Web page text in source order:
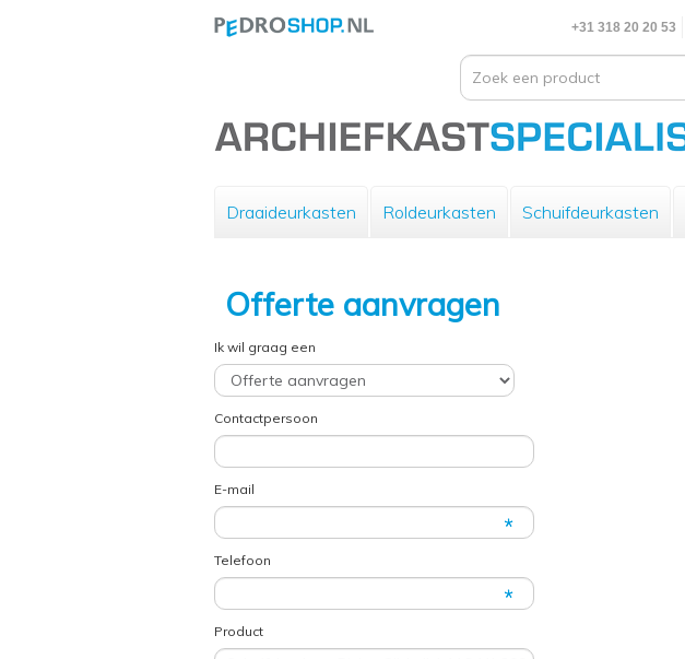
+31 318 20 20 53
Draaideurkasten Roldeurkasten Schuifdeurkasten
Offerte aanvragen
Ik wil graag een
Contactpersoon
E-mail
Telefoon
Product